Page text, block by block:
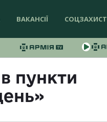
ВАКАНСІЇ СОЦЗАХИСТ
пункти